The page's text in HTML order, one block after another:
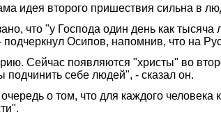
идея второго пришествия сильна в
что "у Господа один день как
подчеркнул Осипов, напомнив, что на
Сейчас появляются "христы" во
подчинить себе людей", - сказал он.
о том, что для каждого человека